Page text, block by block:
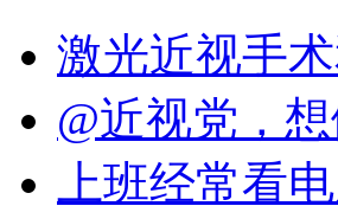
激光近视手
@近视党，
上班经常看